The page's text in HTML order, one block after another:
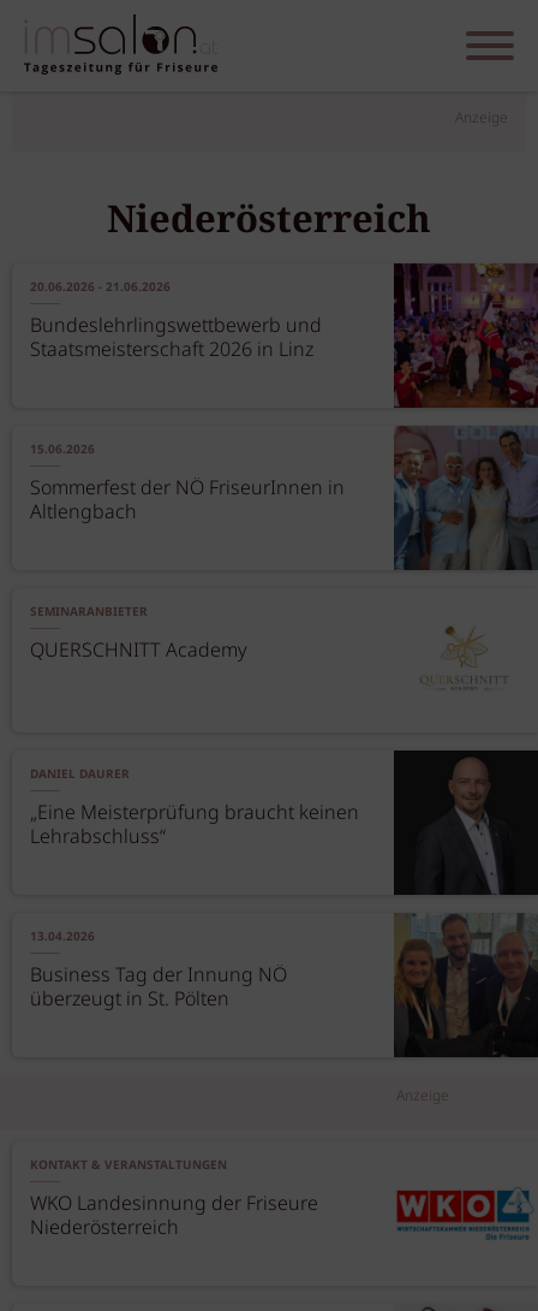
Anzeige
Niederösterreich
20.06.2026 - 21.06.2026
Bundeslehrlingswettbewerb und
Staatsmeisterschaft 2026 in Linz
15.06.2026
Sommerfest der NÖ FriseurInnen in
Altlengbach
SEMINARANBIETER
QUERSCHNITT Academy
DANIEL DAURER
„Eine Meisterprüfung braucht keinen
Lehrabschluss“
13.04.2026
Business Tag der Innung NÖ
überzeugt in St. Pölten
Anzeige
KONTAKT & VERANSTALTUNGEN
WKO Landesinnung der Friseure
Niederösterreich